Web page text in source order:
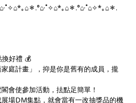
｡⌂＊.° ⌂·˚✧⌂*｡⌂＊.°⌂ ·˚⌂✧*｡⌂＊.
好禮 💰
庭計畫」，抑是你是舊有的成員，攏
會使參加活動，抾點足簡單！
場DM集點，就會當有一改抽獎品的機